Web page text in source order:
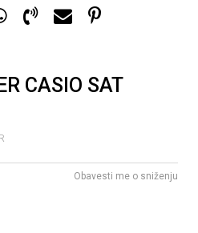
CASIO SAT
Obavesti me o sniženju